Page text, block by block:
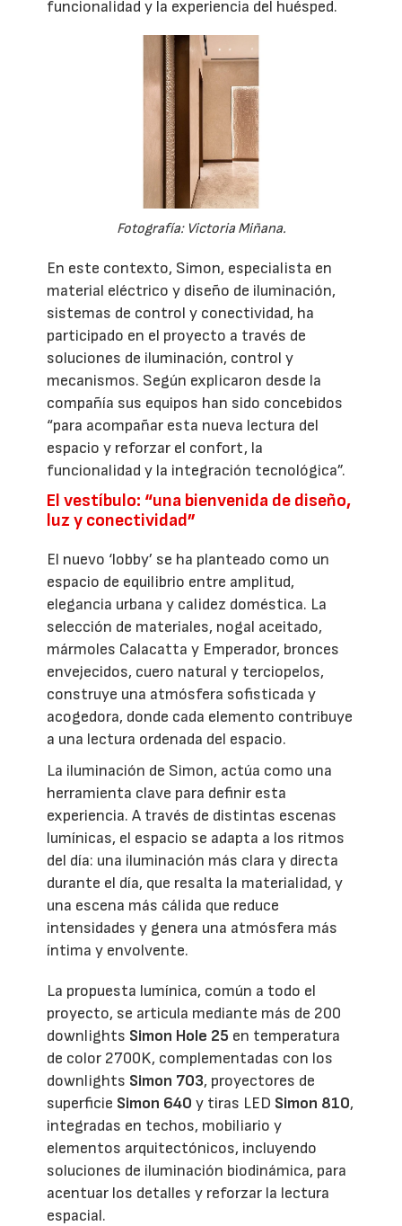
funcionalidad y la experiencia del huésped.
Fotografía: Victoria Miñana.
En este contexto, Simon, especialista en
material eléctrico y diseño de iluminación,
sistemas de control y conectividad, ha
participado en el proyecto a través de
soluciones de iluminación, control y
mecanismos. Según explicaron desde la
compañía sus equipos han sido concebidos
“para acompañar esta nueva lectura del
espacio y reforzar el confort, la
funcionalidad y la integración tecnológica”.
El vestíbulo: “una bienvenida de diseño,
luz y conectividad”
El nuevo ‘lobby’ se ha planteado como un
espacio de equilibrio entre amplitud,
elegancia urbana y calidez doméstica. La
selección de materiales, nogal aceitado,
mármoles Calacatta y Emperador, bronces
envejecidos, cuero natural y terciopelos,
construye una atmósfera sofisticada y
acogedora, donde cada elemento contribuye
a una lectura ordenada del espacio.
La iluminación de Simon, actúa como una
herramienta clave para definir esta
experiencia. A través de distintas escenas
lumínicas, el espacio se adapta a los ritmos
del día: una iluminación más clara y directa
durante el día, que resalta la materialidad, y
una escena más cálida que reduce
intensidades y genera una atmósfera más
íntima y envolvente.
La propuesta lumínica, común a todo el
proyecto, se articula mediante más de 200
downlights Simon Hole 25 en temperatura
de color 2700K, complementadas con los
downlights Simon 703, proyectores de
superficie Simon 640 y tiras LED Simon 810,
integradas en techos, mobiliario y
elementos arquitectónicos, incluyendo
soluciones de iluminación biodinámica, para
acentuar los detalles y reforzar la lectura
espacial.